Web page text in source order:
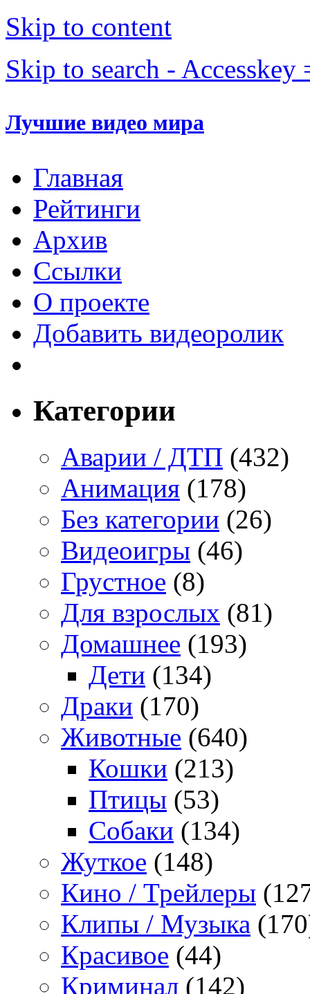
Skip to content
Skip to search - Accesskey
Лучшие видео мира
Главная
Рейтинги
Архив
Ссылки
О проекте
Добавить видеоролик
Категории
Аварии / ДТП (432)
Анимация (178)
Без категории (26)
Видеоигры (46)
Грустное (8)
Для взрослых (81)
Домашнее (193)
Дети (134)
Драки (170)
Животные (640)
Кошки (213)
Птицы (53)
Собаки (134)
Жуткое (148)
Кино / Трейлеры
Клипы / Музыка
Красивое (44)
Криминал (142)